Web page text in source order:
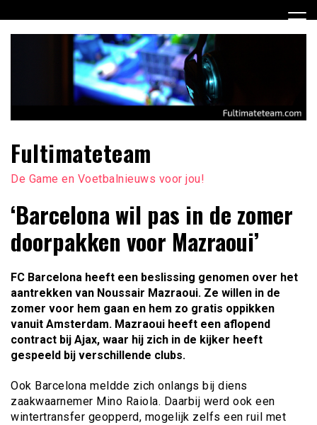
naar
Fultimateteam
De Game en Voetbalnieuws voor jou!
‘Barcelona wil pas in de zomer
doorpakken voor Mazraoui’
FC Barcelona heeft een beslissing genomen over het
aantrekken van Noussair Mazraoui. Ze willen in de
zomer voor hem gaan en hem zo gratis oppikken
vanuit Amsterdam. Mazraoui heeft een aflopend
contract bij Ajax, waar hij zich in de kijker heeft
gespeeld bij verschillende clubs.
Ook Barcelona meldde zich onlangs bij diens
zaakwaarnemer Mino Raiola. Daarbij werd ook een
wintertransfer geopperd, mogelijk zelfs een ruil met